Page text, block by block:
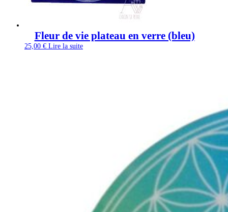
Fleur de vie plateau en verre (bleu)
25,00 € Lire la suite